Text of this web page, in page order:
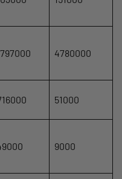
4780000
51000
9000